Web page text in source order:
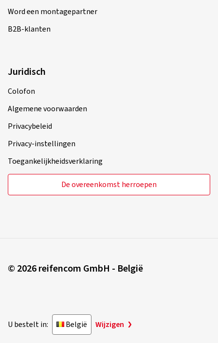
Word een montagepartner
B2B-klanten
Juridisch
Colofon
Algemene voorwaarden
Privacybeleid
Privacy-instellingen
Toegankelijkheidsverklaring
De overeenkomst herroepen
© 2026 reifencom GmbH - België
U bestelt in: België Wijzigen